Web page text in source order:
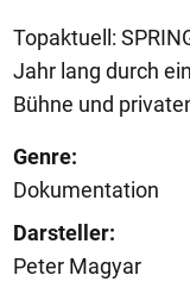
Topaktuell:
Jahr lang durch
Bühne und
Genre:
Dokumentation
Darsteller:
Peter Magyar